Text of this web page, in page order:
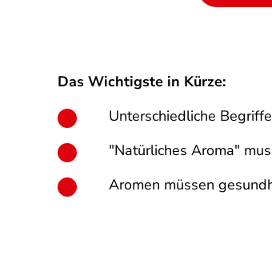
Das Wichtigste in Kürze:
Unterschiedliche
"Natürliches Aroma"
Aromen müssen